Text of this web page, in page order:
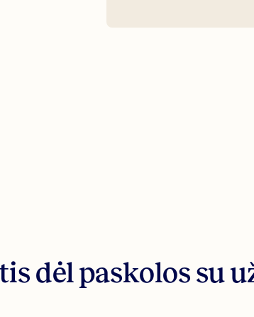
dėl paskolos su